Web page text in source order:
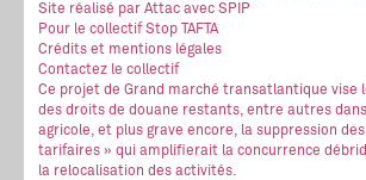
Site réalisé par Attac avec SPIP
Pour le collectif Stop TAFTA
Crédits et mentions légales
Contactez le collectif
Ce projet de Grand marché transatlantique vise
des droits de douane restants, entre autres
agricole, et plus grave encore, la suppression
tarifaires » qui amplifierait la concurrence
la relocalisation des activités.